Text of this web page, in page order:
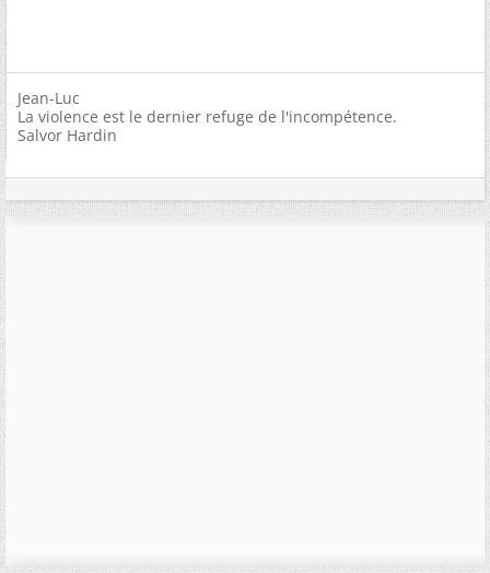
Jean-Luc
La violence est le dernier refuge de l'incompétence.
Salvor Hardin